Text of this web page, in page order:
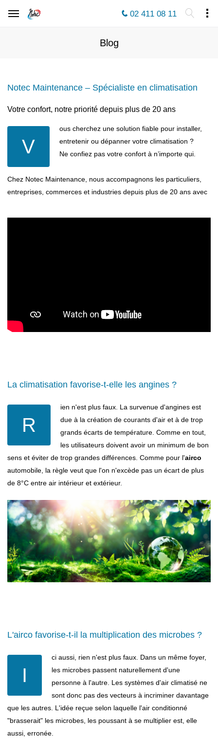
02 411 08 11
Blog
Notec Maintenance – Spécialiste en climatisation
Votre confort, notre priorité depuis plus de 20 ans
V
ous cherchez une solution fiable pour installer,
entretenir ou dépanner votre climatisation ?
Ne confiez pas votre confort à n’importe qui.
Chez Notec Maintenance, nous accompagnons les particuliers,
entreprises, commerces et industries depuis plus de 20 ans avec
La climatisation favorise-t-elle les angines ?
R
ien n'est plus faux. La survenue d'angines est
due à la création de courants d'air et à de trop
grands écarts de température. Comme en tout,
les utilisateurs doivent avoir un minimum de bon
sens et éviter de trop grandes différences. Comme pour l'airco
automobile, la règle veut que l'on n'excède pas un écart de plus
de 8°C entre air intérieur et extérieur.
L'airco favorise-t-il la multiplication des microbes ?
I
ci aussi, rien n'est plus faux. Dans un même foyer,
les microbes passent naturellement d'une
personne à l'autre. Les systèmes d'air climatisé ne
sont donc pas des vecteurs à incriminer davantage
que les autres. L'idée reçue selon laquelle l'air conditionné
"brasserait" les microbes, les poussant à se multiplier est, elle
aussi, erronée.